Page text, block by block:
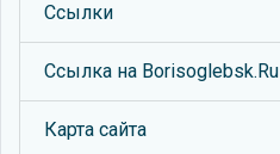
Ссылки
Ссылка на Borisoglebsk.Ru
Карта сайта